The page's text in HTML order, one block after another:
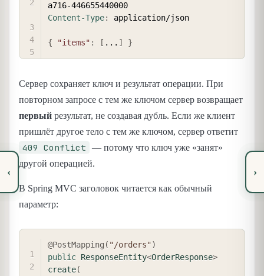
‹
a716-446655440000
Content-Type: application/json
{ "items" : [ ... ] }
Сервер сохраняет ключ и результат операции. При
повторном запросе с тем же ключом сервер возвращает
первый результат, не создавая дубль. Если же клиент
пришлёт другое тело с тем же ключом, сервер ответит
409 Conflict
— потому что ключ уже «занят»
другой операцией.
В Spring MVC заголовок читается как обычный
параметр:
@PostMapping ( "/orders")
public ResponseEntity<OrderResponse>
create(
›